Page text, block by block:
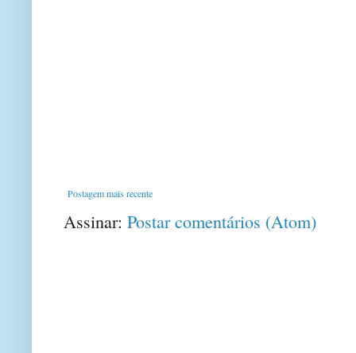
Postagem mais recente
Assinar: Postar comentários (Atom)